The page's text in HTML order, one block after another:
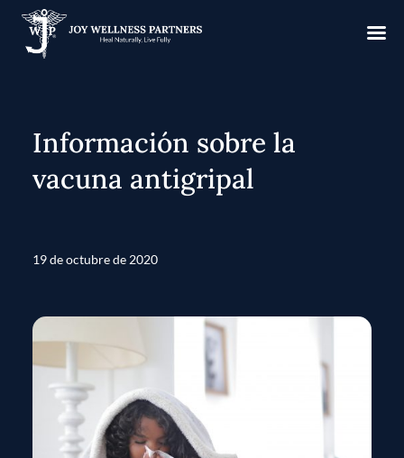
Información sobre la
vacuna antigripal
19 de octubre de 2020